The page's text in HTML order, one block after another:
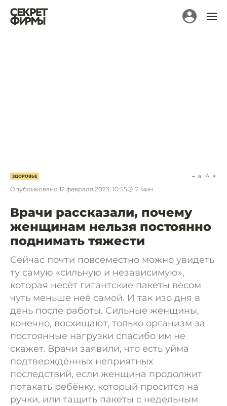
ЗДОРОВЬЕ
Опубликовано 12 февраля 2023, 10:55 2 мин.
a A
Врачи рассказали, почему
женщинам нельзя постоянно
поднимать тяжести
Сейчас почти повсеместно можно увидеть
ту самую «сильную и независимую»,
которая несёт гигантские пакеты весом
чуть меньше неё самой. И так изо дня в
день после работы. Сильные женщины,
конечно, восхищают, только организм за
постоянные нагрузки спасибо им не
скажет. Врачи заявили, что есть уйма
подтверждённых неприятных
последствий, если женщина продолжит
потакать ребёнку, который просится на
ручки, или тащить пакеты с недельным